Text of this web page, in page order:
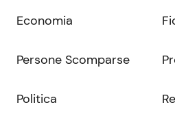
Economia
Persone Scomparse
Politica